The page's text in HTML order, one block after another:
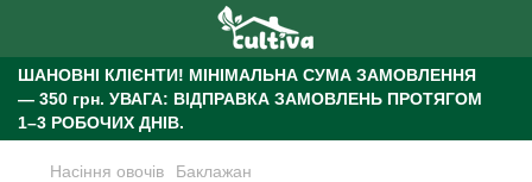
ШАНОВНІ КЛІЄНТИ! МІНІМАЛЬНА СУМА ЗАМОВЛЕННЯ
— 350 грн. УВАГА: ВІДПРАВКА ЗАМОВЛЕНЬ ПРОТЯГОМ
1–3 РОБОЧИХ ДНІВ.
Насіння овочів Баклажан